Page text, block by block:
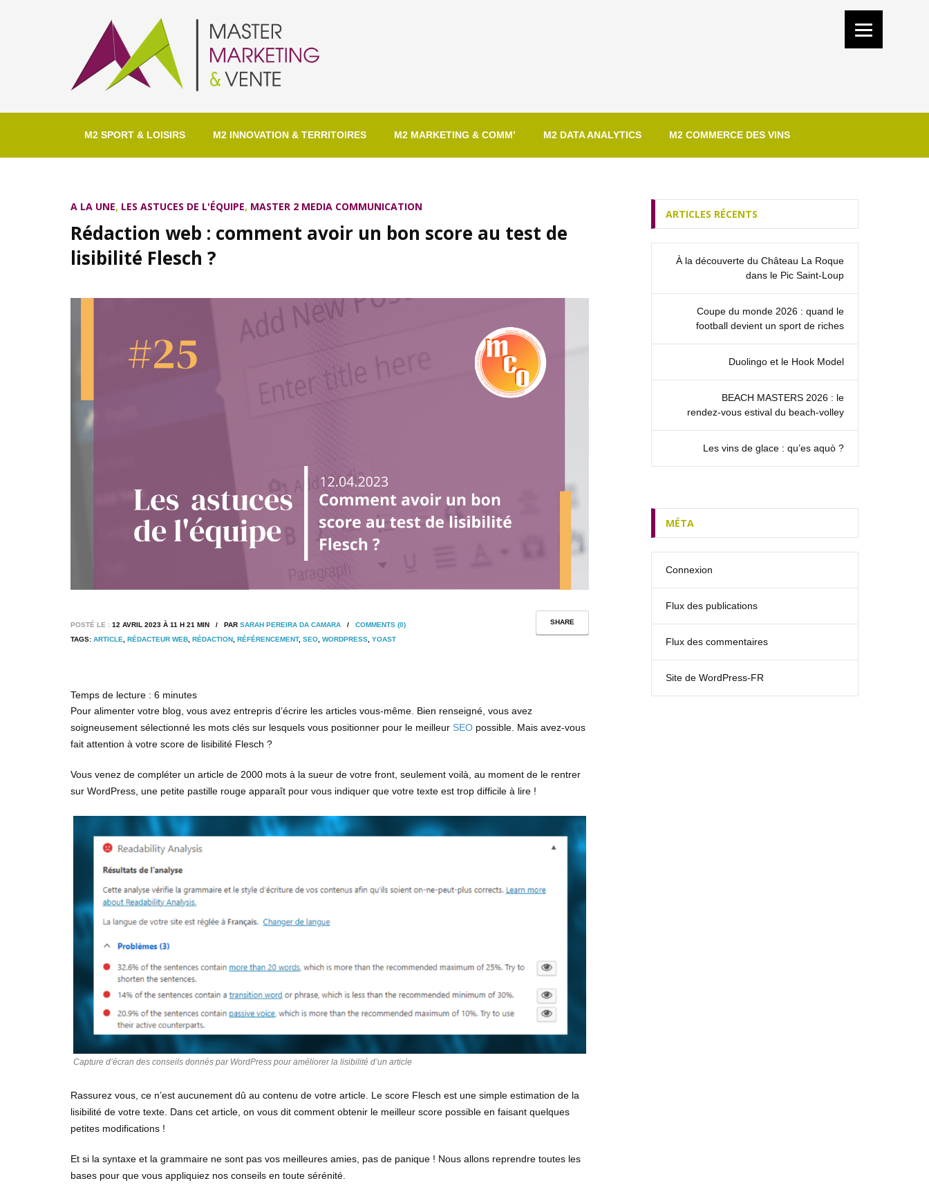
M2 SPORT & LOISIRS M2 INNOVATION & TERRITOIRES M2 MARKETING & COMM’ M2 DATA ANALYTICS M2 COMMERCE DES VINS
A LA UNE, LES ASTUCES DE L'ÉQUIPE, MASTER 2 MEDIA COMMUNICATION
Rédaction web : comment avoir un bon score au test de
lisibilité Flesch ?
SHARE
POSTÉ LE : 12 AVRIL 2023 À 11 H 21 MIN / PAR SARAH PEREIRA DA CAMARA / COMMENTS (0)
TAGS: ARTICLE RÉDACTEUR WEB RÉDACTION RÉFÉRENCEMENT, SEO WORDPRESS YOAST
Temps de lecture : 6 minutes
Pour alimenter votre blog, vous avez entrepris d’écrire les articles vous-même. Bien renseigné, vous avez
soigneusement sélectionné les mots clés sur lesquels vous positionner pour le meilleur SEO possible. Mais avez-vous
fait attention à votre score de lisibilité Flesch ?
Vous venez de compléter un article de 2000 mots à la sueur de votre front, seulement voilà, au moment de le rentrer
sur WordPress, une petite pastille rouge apparaît pour vous indiquer que votre texte est trop difficile à lire !
Capture d’écran des conseils donnés par WordPress pour améliorer la lisibilité d’un article
Rassurez vous, ce n’est aucunement dû au contenu de votre article. Le score Flesch est une simple estimation de la
lisibilité de votre texte. Dans cet article, on vous dit comment obtenir le meilleur score possible en faisant quelques
petites modifications !
Et si la syntaxe et la grammaire ne sont pas vos meilleures amies, pas de panique ! Nous allons reprendre toutes les
bases pour que vous appliquiez nos conseils en toute sérénité.
ARTICLES RÉCENTS
À la découverte du Château La Roque
dans le Pic Saint‑Loup
Coupe du monde 2026 : quand le
football devient un sport de riches
Duolingo et le Hook Model
BEACH MASTERS 2026 : le
rendez‑vous estival du beach-volley
Les vins de glace : qu’es aquò ?
MÉTA
Connexion
Flux des publications
Flux des commentaires
Site de WordPress-FR